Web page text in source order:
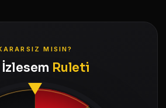
MISIN?
Ruleti